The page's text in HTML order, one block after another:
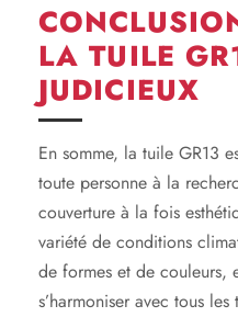
LA TUILE
JUDICIEUX
En somme, la tuile GR13
toute personne à la
couverture à la fois
variété de conditions
de formes et de couleurs,
s’harmoniser avec tous